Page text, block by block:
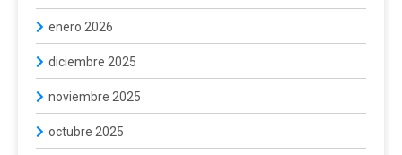
enero 2026
diciembre 2025
noviembre 2025
octubre 2025